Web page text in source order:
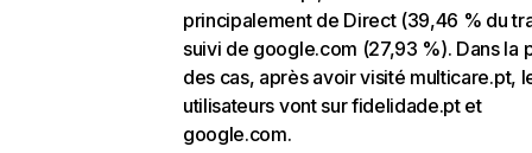
principalement de Direct (39,46 % du
suivi de google.com (27,93 %). Dans la
des cas, après avoir visité multicare.pt,
utilisateurs vont sur fidelidade.pt et
google.com.